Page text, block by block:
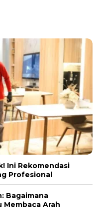
Ini Rekomendasi
Profesional
Bagaimana
Arah